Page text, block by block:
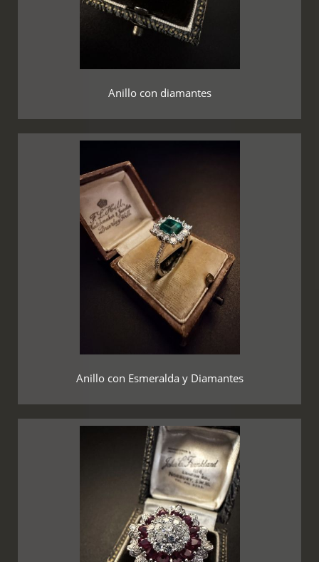
Anillo con diamantes
Anillo con Esmeralda y Diamantes